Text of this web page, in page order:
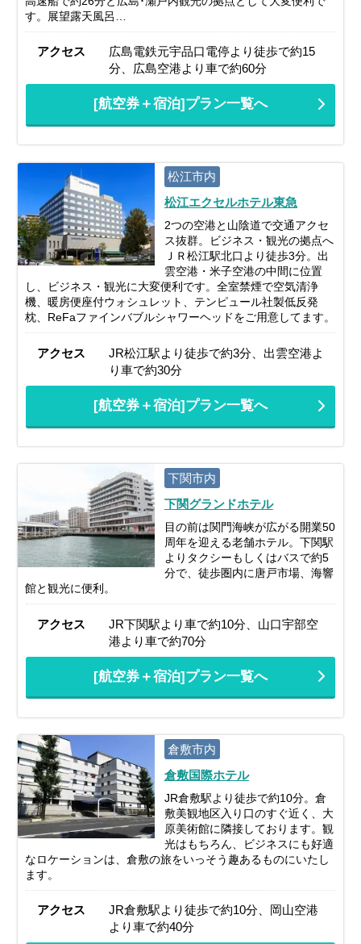
す。展望露天風呂…
アクセス
広島電鉄元宇品口電停より徒歩で約15
分、広島空港より車で約60分
[航空券＋宿泊]プラン一覧へ
松江市内
松江エクセルホテル東急
2つの空港と山陰道で交通アクセ
ス抜群。ビジネス・観光の拠点へ
ＪＲ松江駅北口より徒歩3分。出
雲空港・米子空港の中間に位置
し、ビジネス・観光に大変便利です。全室禁煙で空気清浄
機、暖房便座付ウォシュレット、テンピュール社製低反発
枕、ReFaファインバブルシャワーヘッドをご用意してます。
アクセス
JR松江駅より徒歩で約3分、出雲空港よ
り車で約30分
[航空券＋宿泊]プラン一覧へ
下関市内
下関グランドホテル
目の前は関門海峡が広がる開業50
周年を迎える老舗ホテル。下関駅
よりタクシーもしくはバスで約5
分で、徒歩圏内に唐戸市場、海響
館と観光に便利。
アクセス
JR下関駅より車で約10分、山口宇部空
港より車で約70分
[航空券＋宿泊]プラン一覧へ
倉敷市内
倉敷国際ホテル
JR倉敷駅より徒歩で約10分。倉
敷美観地区入り口のすぐ近く、大
原美術館に隣接しております。観
光はもちろん、ビジネスにも好適
なロケーションは、倉敷の旅をいっそう趣あるものにいたし
ます。
アクセス
JR倉敷駅より徒歩で約10分、岡山空港
より車で約40分